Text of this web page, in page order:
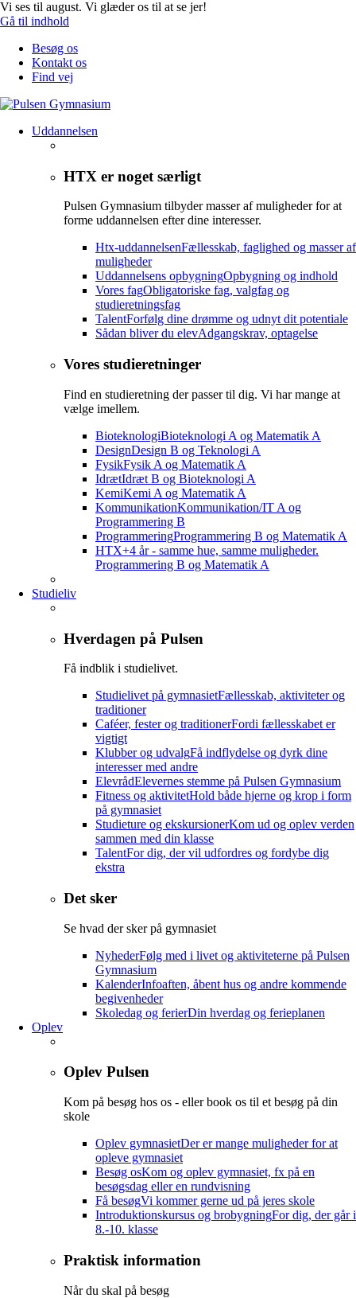
Vi ses til august. Vi glæder os til at se jer!
Gå til indhold
Besøg os
Kontakt os
Find vej
Uddannelsen
HTX er noget særligt
Pulsen Gymnasium tilbyder masser af muligheder for at
forme uddannelsen efter dine interesser.
Htx-uddannelsenFællesskab, faglighed og masser af
muligheder
Uddannelsens opbygningOpbygning og indhold
Vores fagObligatoriske fag, valgfag og
studieretningsfag
TalentForfølg dine drømme og udnyt dit potentiale
Sådan bliver du elevAdgangskrav, optagelse
Vores studieretninger
Find en studieretning der passer til dig. Vi har mange at
vælge imellem.
BioteknologiBioteknologi A og Matematik A
DesignDesign B og Teknologi A
FysikFysik A og Matematik A
IdrætIdræt B og Bioteknologi A
KemiKemi A og Matematik A
KommunikationKommunikation/IT A og
Programmering B
ProgrammeringProgrammering B og Matematik A
HTX+4 år - samme hue, samme muligheder.
Programmering B og Matematik A
Studieliv
Hverdagen på Pulsen
Få indblik i studielivet.
Studielivet på gymnasietFællesskab, aktiviteter og
traditioner
Caféer, fester og traditionerFordi fællesskabet er
vigtigt
Klubber og udvalgFå indflydelse og dyrk dine
interesser med andre
ElevrådElevernes stemme på Pulsen Gymnasium
Fitness og aktivitetHold både hjerne og krop i form
på gymnasiet
Studieture og ekskursionerKom ud og oplev verden
sammen med din klasse
TalentFor dig, der vil udfordres og fordybe dig
ekstra
Det sker
Se hvad der sker på gymnasiet
NyhederFølg med i livet og aktiviteterne på Pulsen
Gymnasium
KalenderInfoaften, åbent hus og andre kommende
begivenheder
Skoledag og ferierDin hverdag og ferieplanen
Oplev
Oplev Pulsen
Kom på besøg hos os - eller book os til et besøg på din
skole
Oplev gymnasietDer er mange muligheder for at
opleve gymnasiet
Besøg osKom og oplev gymnasiet, fx på en
besøgsdag eller en rundvisning
Få besøgVi kommer gerne ud på jeres skole
Introduktionskursus og brobygningFor dig, der går i
8.-10. klasse
Praktisk information
Når du skal på besøg